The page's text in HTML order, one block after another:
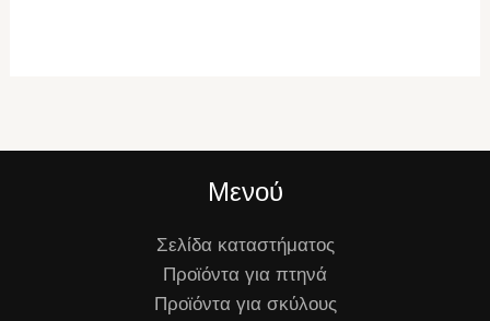
Μενού
Σελίδα καταστήματος
Προϊόντα για πτηνά
Προϊόντα για σκύλους